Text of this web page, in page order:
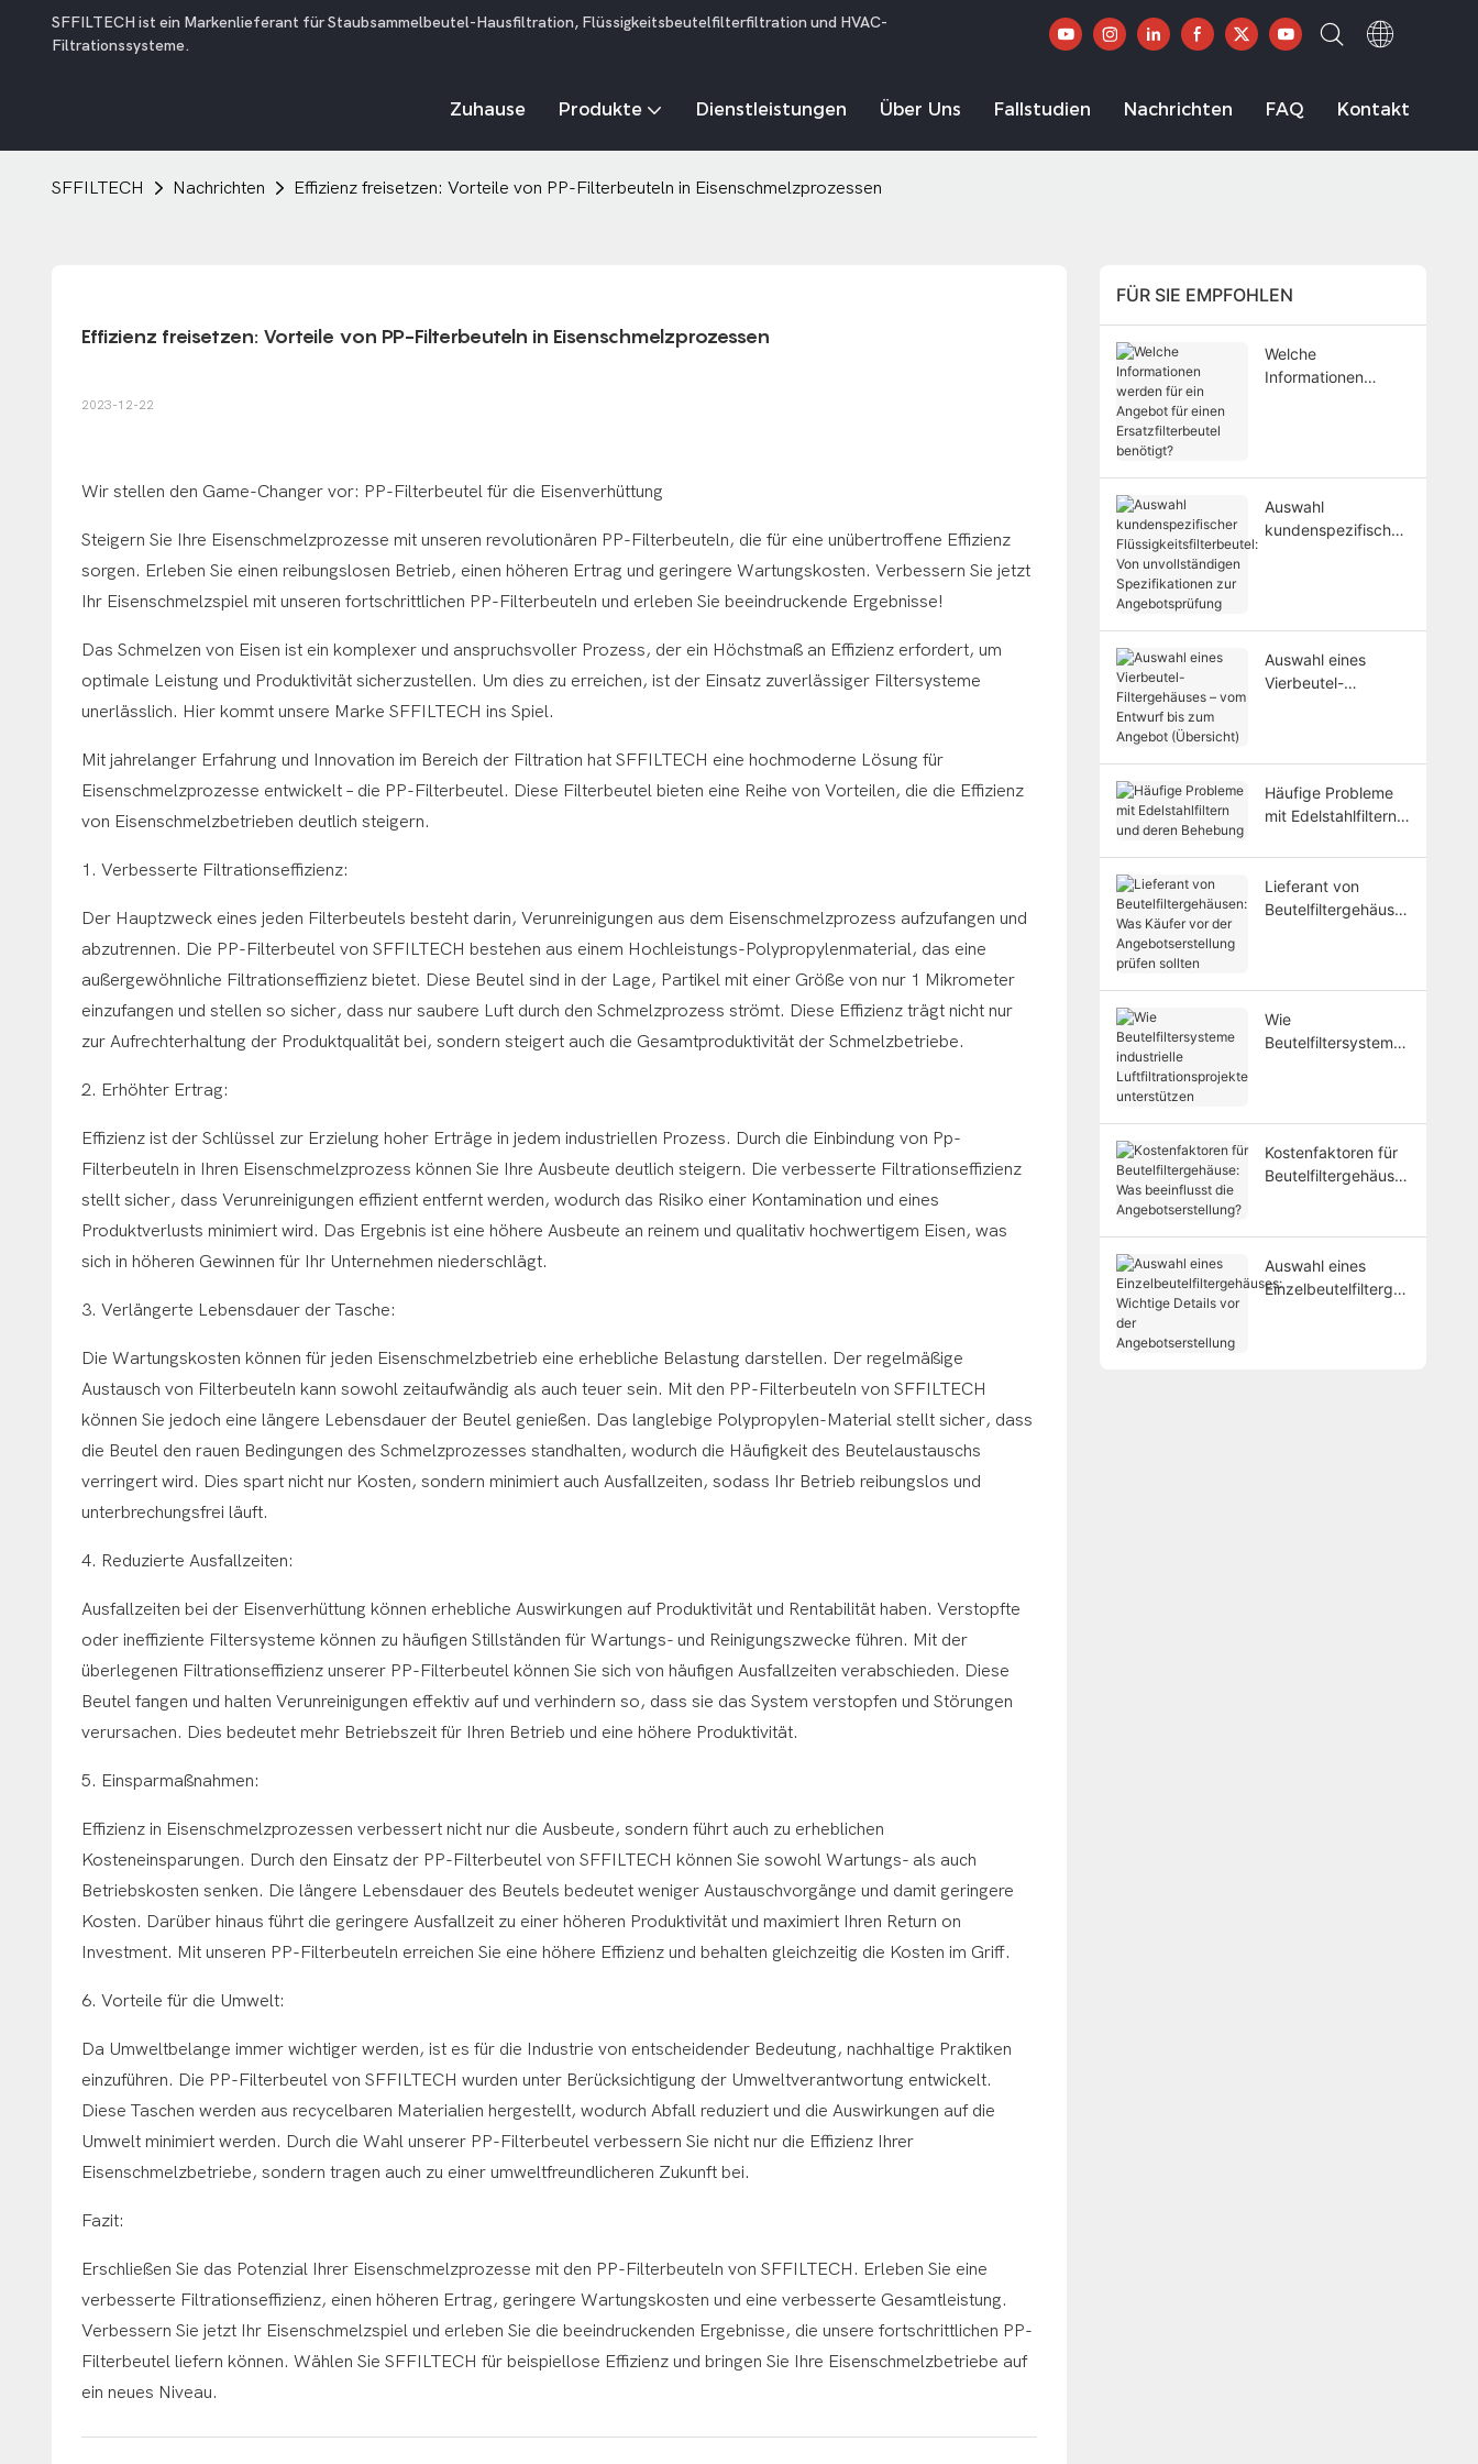
SFFILTECH ist ein Markenlieferant für Staubsammelbeutel-Hausfiltration, Flüssigkeitsbeutelfilterfiltration und HVAC-
Filtrationssysteme.
Zuhause Produkte Dienstleistungen Über Uns Fallstudien Nachrichten FAQ Kontakt
SFFILTECH Nachrichten Effizienz freisetzen: Vorteile von PP-Filterbeuteln in Eisenschmelzprozessen
Effizienz freisetzen: Vorteile von PP-Filterbeuteln in Eisenschmelzprozessen
2023-12-22
Wir stellen den Game-Changer vor: PP-Filterbeutel für die Eisenverhüttung
Steigern Sie Ihre Eisenschmelzprozesse mit unseren revolutionären PP-Filterbeuteln, die für eine unübertroffene Effizienz
sorgen. Erleben Sie einen reibungslosen Betrieb, einen höheren Ertrag und geringere Wartungskosten. Verbessern Sie jetzt
Ihr Eisenschmelzspiel mit unseren fortschrittlichen PP-Filterbeuteln und erleben Sie beeindruckende Ergebnisse!
Das Schmelzen von Eisen ist ein komplexer und anspruchsvoller Prozess, der ein Höchstmaß an Effizienz erfordert, um
optimale Leistung und Produktivität sicherzustellen. Um dies zu erreichen, ist der Einsatz zuverlässiger Filtersysteme
unerlässlich. Hier kommt unsere Marke SFFILTECH ins Spiel.
Mit jahrelanger Erfahrung und Innovation im Bereich der Filtration hat SFFILTECH eine hochmoderne Lösung für
Eisenschmelzprozesse entwickelt – die PP-Filterbeutel. Diese Filterbeutel bieten eine Reihe von Vorteilen, die die Effizienz
von Eisenschmelzbetrieben deutlich steigern.
1. Verbesserte Filtrationseffizienz:
Der Hauptzweck eines jeden Filterbeutels besteht darin, Verunreinigungen aus dem Eisenschmelzprozess aufzufangen und
abzutrennen. Die PP-Filterbeutel von SFFILTECH bestehen aus einem Hochleistungs-Polypropylenmaterial, das eine
außergewöhnliche Filtrationseffizienz bietet. Diese Beutel sind in der Lage, Partikel mit einer Größe von nur 1 Mikrometer
einzufangen und stellen so sicher, dass nur saubere Luft durch den Schmelzprozess strömt. Diese Effizienz trägt nicht nur
zur Aufrechterhaltung der Produktqualität bei, sondern steigert auch die Gesamtproduktivität der Schmelzbetriebe.
2. Erhöhter Ertrag:
Effizienz ist der Schlüssel zur Erzielung hoher Erträge in jedem industriellen Prozess. Durch die Einbindung von Pp-
Filterbeuteln in Ihren Eisenschmelzprozess können Sie Ihre Ausbeute deutlich steigern. Die verbesserte Filtrationseffizienz
stellt sicher, dass Verunreinigungen effizient entfernt werden, wodurch das Risiko einer Kontamination und eines
Produktverlusts minimiert wird. Das Ergebnis ist eine höhere Ausbeute an reinem und qualitativ hochwertigem Eisen, was
sich in höheren Gewinnen für Ihr Unternehmen niederschlägt.
3. Verlängerte Lebensdauer der Tasche:
Die Wartungskosten können für jeden Eisenschmelzbetrieb eine erhebliche Belastung darstellen. Der regelmäßige
Austausch von Filterbeuteln kann sowohl zeitaufwändig als auch teuer sein. Mit den PP-Filterbeuteln von SFFILTECH
können Sie jedoch eine längere Lebensdauer der Beutel genießen. Das langlebige Polypropylen-Material stellt sicher, dass
die Beutel den rauen Bedingungen des Schmelzprozesses standhalten, wodurch die Häufigkeit des Beutelaustauschs
verringert wird. Dies spart nicht nur Kosten, sondern minimiert auch Ausfallzeiten, sodass Ihr Betrieb reibungslos und
unterbrechungsfrei läuft.
4. Reduzierte Ausfallzeiten:
Ausfallzeiten bei der Eisenverhüttung können erhebliche Auswirkungen auf Produktivität und Rentabilität haben. Verstopfte
oder ineffiziente Filtersysteme können zu häufigen Stillständen für Wartungs- und Reinigungszwecke führen. Mit der
überlegenen Filtrationseffizienz unserer PP-Filterbeutel können Sie sich von häufigen Ausfallzeiten verabschieden. Diese
Beutel fangen und halten Verunreinigungen effektiv auf und verhindern so, dass sie das System verstopfen und Störungen
verursachen. Dies bedeutet mehr Betriebszeit für Ihren Betrieb und eine höhere Produktivität.
5. Einsparmaßnahmen:
Effizienz in Eisenschmelzprozessen verbessert nicht nur die Ausbeute, sondern führt auch zu erheblichen
Kosteneinsparungen. Durch den Einsatz der PP-Filterbeutel von SFFILTECH können Sie sowohl Wartungs- als auch
Betriebskosten senken. Die längere Lebensdauer des Beutels bedeutet weniger Austauschvorgänge und damit geringere
Kosten. Darüber hinaus führt die geringere Ausfallzeit zu einer höheren Produktivität und maximiert Ihren Return on
Investment. Mit unseren PP-Filterbeuteln erreichen Sie eine höhere Effizienz und behalten gleichzeitig die Kosten im Griff.
6. Vorteile für die Umwelt:
Da Umweltbelange immer wichtiger werden, ist es für die Industrie von entscheidender Bedeutung, nachhaltige Praktiken
einzuführen. Die PP-Filterbeutel von SFFILTECH wurden unter Berücksichtigung der Umweltverantwortung entwickelt.
Diese Taschen werden aus recycelbaren Materialien hergestellt, wodurch Abfall reduziert und die Auswirkungen auf die
Umwelt minimiert werden. Durch die Wahl unserer PP-Filterbeutel verbessern Sie nicht nur die Effizienz Ihrer
Eisenschmelzbetriebe, sondern tragen auch zu einer umweltfreundlicheren Zukunft bei.
Fazit:
Erschließen Sie das Potenzial Ihrer Eisenschmelzprozesse mit den PP-Filterbeuteln von SFFILTECH. Erleben Sie eine
verbesserte Filtrationseffizienz, einen höheren Ertrag, geringere Wartungskosten und eine verbesserte Gesamtleistung.
Verbessern Sie jetzt Ihr Eisenschmelzspiel und erleben Sie die beeindruckenden Ergebnisse, die unsere fortschrittlichen PP-
Filterbeutel liefern können. Wählen Sie SFFILTECH für beispiellose Effizienz und bringen Sie Ihre Eisenschmelzbetriebe auf
ein neues Niveau.
FÜR SIE EMPFOHLEN
Welche
Informationen
Auswahl
kundenspezifischer
Auswahl eines
Vierbeutel-
Häufige Probleme
mit Edelstahlfiltern
Behebung
Lieferant von
Beutelfiltergehäuse
Wie
Beutelfiltersysteme
Kostenfaktoren für
Beutelfiltergehäuse:
Auswahl eines
Einzelbeutelfilterge